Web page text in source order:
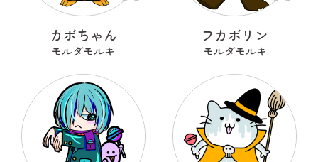
カボちゃん
モルダモルキ
フカボリン
モルダモルキ